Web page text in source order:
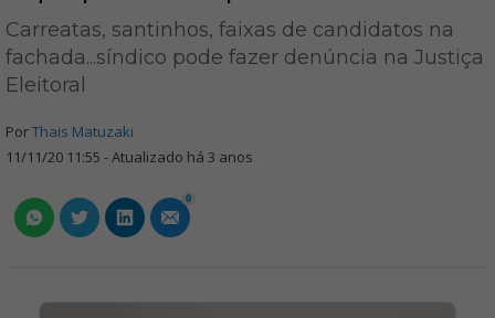
Carreatas, santinhos, faixas de candidatos na
fachada...síndico pode fazer denúncia na Justiça
Eleitoral
PorThais Matuzaki
11/11/20 11:55 - Atualizado há 3 anos
0